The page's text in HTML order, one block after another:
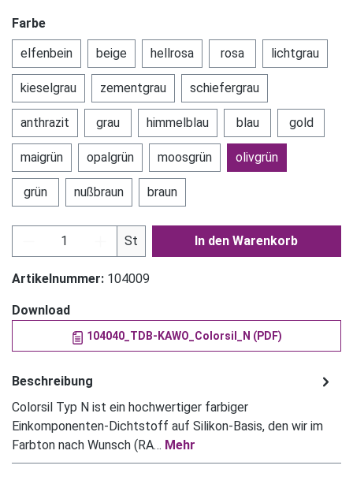
Farbe
elfenbein
beige hellrosa rosa lichtgrau
kieselgrau zementgrau schiefergrau
anthrazit grau himmelblau blau gold
maigrün opalgrün moosgrün olivgrün
grün nußbraun braun
Produkt Anzahl: Gib den gewünschten Wert
St In den Warenkorb
Artikelnummer: 104009
Download
104040_TDB-KAWO_Colorsil_N (PDF)
Beschreibung
Colorsil Typ N ist ein hochwertiger farbiger
Einkomponenten-Dichtstoff auf Silikon-Basis, den wir im
Farbton nach Wunsch (RA… Mehr